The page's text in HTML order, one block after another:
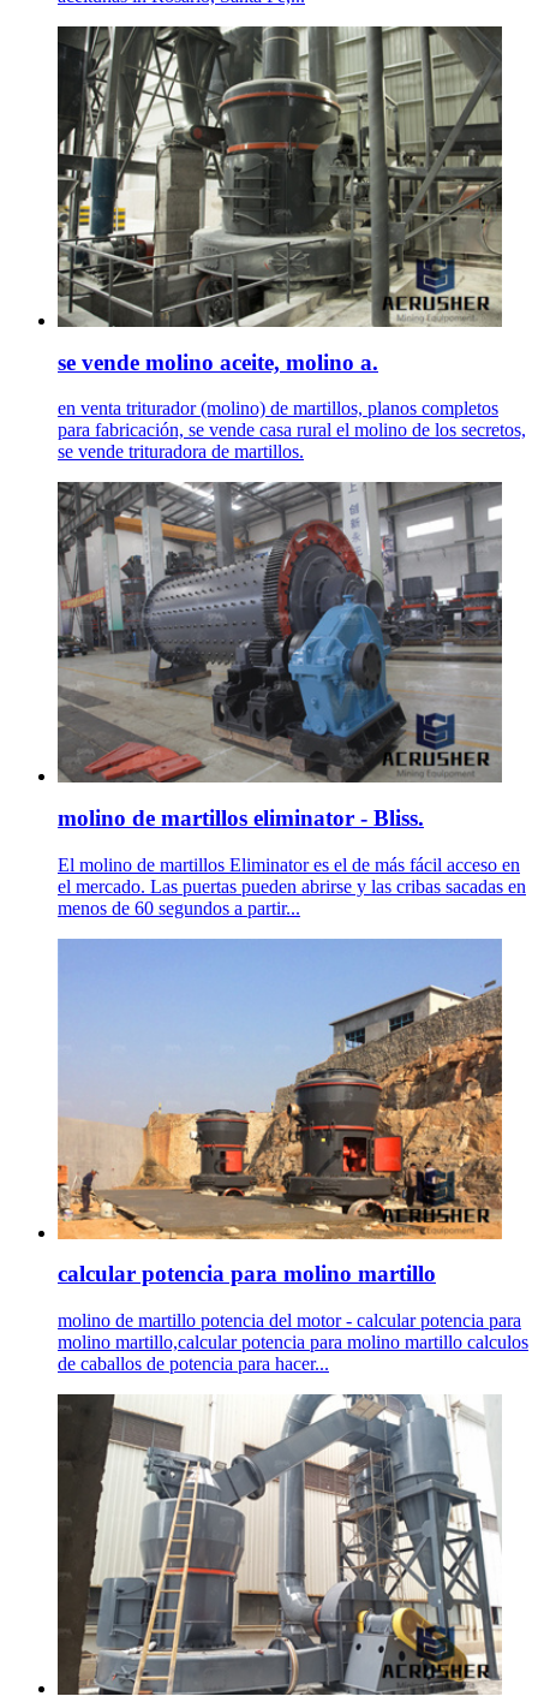
se vende molino aceite, molino a.
en venta triturador (molino) de martillos, planos completos
para fabricación, se vende casa rural el molino de los secretos,
se vende trituradora de martillos.
molino de martillos eliminator - Bliss.
El molino de martillos Eliminator es el de más fácil acceso en
el mercado. Las puertas pueden abrirse y las cribas sacadas en
menos de 60 segundos a partir...
calcular potencia para molino martillo
molino de martillo potencia del motor - calcular potencia para
molino martillo,calcular potencia para molino martillo calculos
de caballos de potencia para hacer...